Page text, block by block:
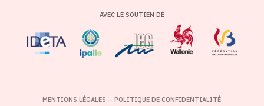
AVEC LE SOUTIEN DE
MENTIONS LÉGALES –POLITIQUE DE CONFIDENTIALITÉ